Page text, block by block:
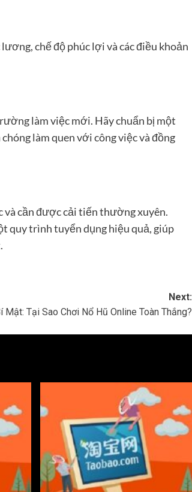
chế độ phúc lợi và các điều khoản
làm việc mới. Hãy chuẩn bị một
làm quen với công việc và đồng
cần được cải tiến thường xuyên.
quy trình tuyển dụng hiệu quả, giúp
Next:
Mật: Tại Sao Chơi Nổ Hũ Online Toàn Thắng?